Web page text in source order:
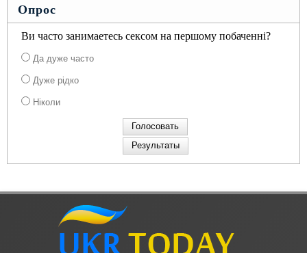
Опрос
Ви часто занимаетесь сексом на першому побаченні?
Да дуже часто
Дуже рідко
Ніколи